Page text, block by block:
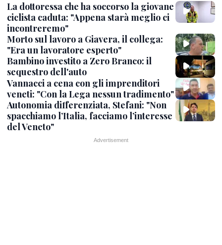
La dottoressa che ha soccorso la giovane
ciclista caduta: "Appena starà meglio ci
incontreremo"
Morto sul lavoro a Giavera, il collega:
"Era un lavoratore esperto"
Bambino investito a Zero Branco: il
sequestro dell'auto
Vannacci a cena con gli imprenditori
veneti: "Con la Lega nessun tradimento"
Autonomia differenziata, Stefani: "Non
spacchiamo l’Italia, facciamo l’interesse
del Veneto"